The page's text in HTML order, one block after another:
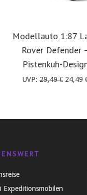
Modellauto 1:87
Rover Defender
Pistenkuh-
UVP: 29,49€ 24,49
Expeditionsmobilen